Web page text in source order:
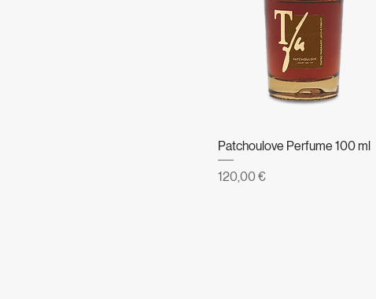
Patchoulove Perfume 100 ml
Prezzo
120,00 €